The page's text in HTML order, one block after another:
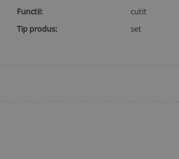
Functii cutit
Tip produs set